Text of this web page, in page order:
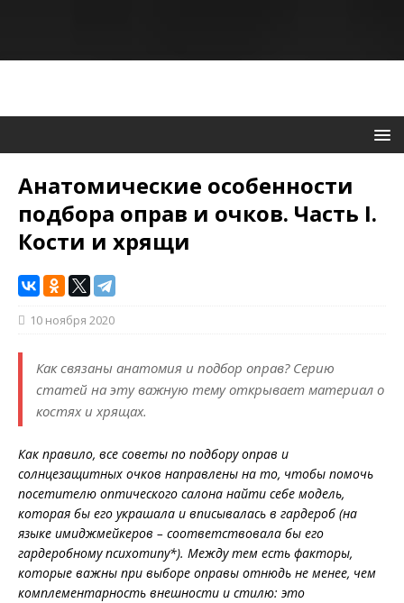
Анатомические особенности
подбора оправ и очков. Часть I.
Кости и хрящи
10 ноября 2020
Как связаны анатомия и подбор оправ? Серию
статей на эту важную тему открывает материал о
костях и хрящах.
Как правило, все советы по подбору оправ и
солнцезащитных очков направлены на то, чтобы помочь
посетителю оптического салона найти себе модель,
которая бы его украшала и вписывалась в гардероб (на
языке имиджмейкеров – соответствовала бы его
гардеробному психотипу*). Между тем есть факторы,
которые важны при выборе оправы отнюдь не менее, чем
комплементарность внешности и стилю: это